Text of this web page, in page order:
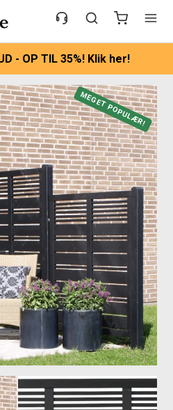
- OP TIL 35%! Klik her!
MEGET POPULÆR!